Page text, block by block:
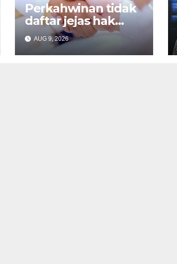
Perkahwinan tidak
daftar jejas hak
anak, kebajikan
keluarga – Zulkifli
AUG 9, 2026